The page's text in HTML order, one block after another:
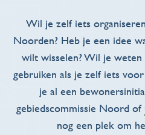
Wil je zelf iets
Noorden? Heb je een idee
wilt wisselen? Wil je
gebruiken als je zelf iets
je al een
gebiedscommissie Noord of
nog een plek om